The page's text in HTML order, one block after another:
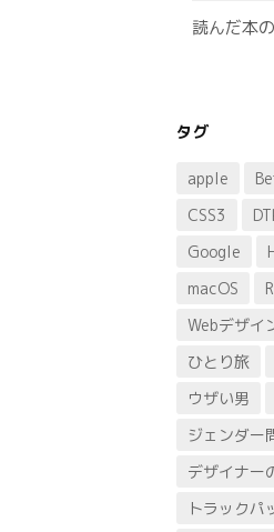
読んだ本
タグ
apple
CSS3
Google
macOS
Webデザイ
ひとり旅
ウザい男
ジェンダー
デザイナー
トラックパ